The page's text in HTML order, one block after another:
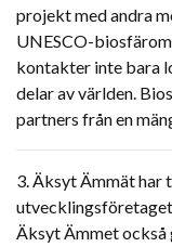
projekt med andra
UNESCO-
kontakter inte bara
delar av världen.
partners från en
3. Äksyt Ämmät har
Äksyt Ämmet också